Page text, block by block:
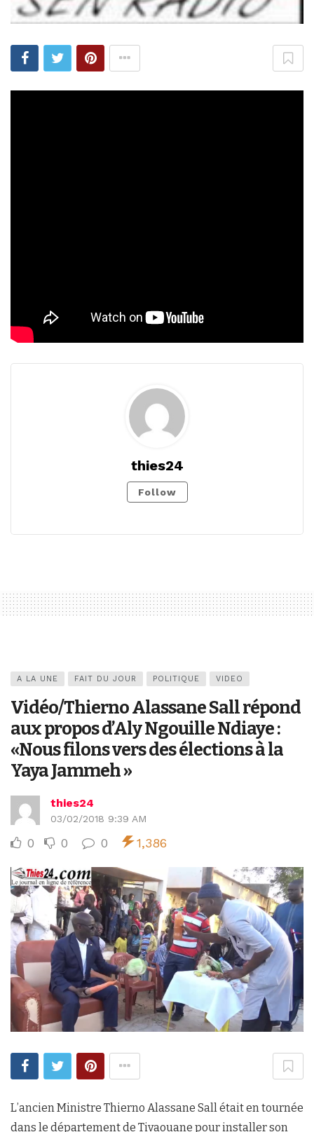
thies24
Follow
A LA UNE FAIT DU JOUR POLITIQUE VIDEO
Vidéo/Thierno Alassane Sall répond
aux propos d’Aly Ngouille Ndiaye :
«Nous filons vers des élections à la
Yaya Jammeh »
thies24
03/02/2018 9:39 AM
0 0 0 1,386
L’ancien Ministre Thierno Alassane Sall était en tournée
dans le département de Tivaouane pour installer son